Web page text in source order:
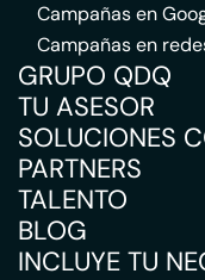
Campañas en
Campañas en
GRUPO QDQ
TU ASESOR
SOLUCIONES
PARTNERS
TALENTO
BLOG
INCLUYE TU